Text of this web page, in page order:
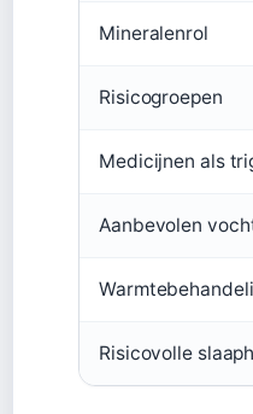
Mineralenrol
Risicogroepen
Medicijnen als
Aanbevolen
Risicovolle